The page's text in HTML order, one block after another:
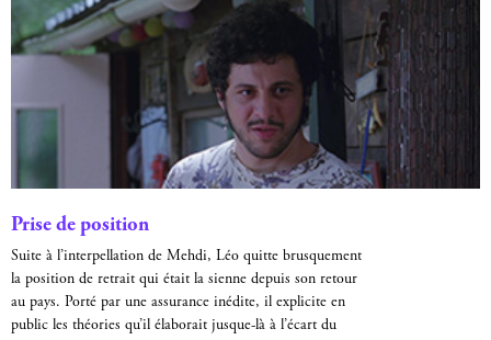
Prise de position
Suite à l’interpellation de Mehdi, Léo quitte brusquement
la position de retrait qui était la sienne depuis son retour
au pays. Porté par une assurance inédite, il explicite en
public les théories qu’il élaborait jusque-là à l’écart du